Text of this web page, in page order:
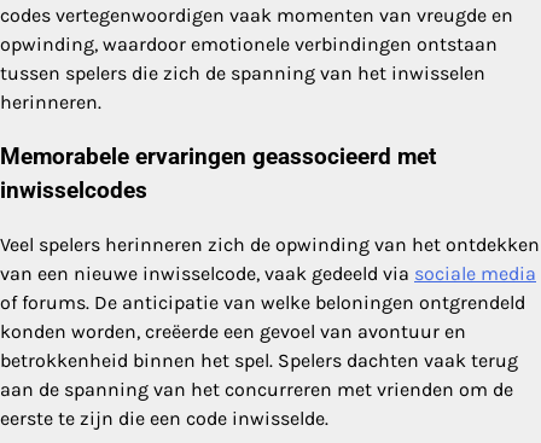
codes vertegenwoordigen vaak momenten van vreugde en
opwinding, waardoor emotionele verbindingen ontstaan
tussen spelers die zich de spanning van het inwisselen
herinneren.
Memorabele ervaringen geassocieerd met
inwisselcodes
Veel spelers herinneren zich de opwinding van het ontdekken
van een nieuwe inwisselcode, vaak gedeeld via sociale media
of forums. De anticipatie van welke beloningen ontgrendeld
konden worden, creëerde een gevoel van avontuur en
betrokkenheid binnen het spel. Spelers dachten vaak terug
aan de spanning van het concurreren met vrienden om de
eerste te zijn die een code inwisselde.